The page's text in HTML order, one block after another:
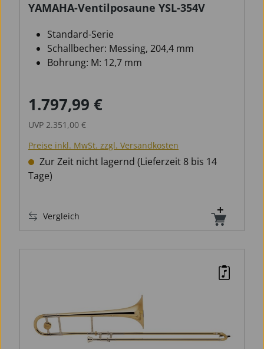
YAMAHA-Ventilposaune YSL-354V
Standard-Serie
Schallbecher: Messing, 204,4 mm
Bohrung: M: 12,7 mm
Verkaufspreis:
1.797,99 €
UVP 2.351,00 €
Preise inkl. MwSt. zzgl. Versandkosten
Zur Zeit nicht lagernd (Lieferzeit 8 bis 14
Tage)
Vergleich